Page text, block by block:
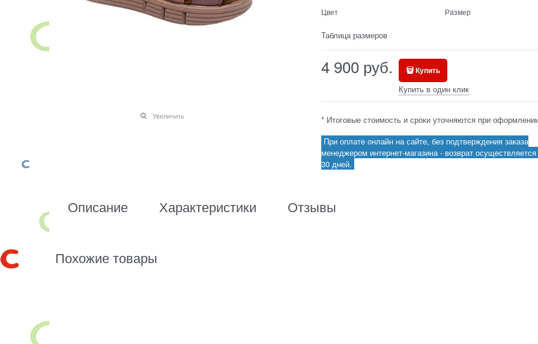
Увеличить
Цвет Размер
Таблица размеров
4 900 руб. Купить
Купить в один клик
* Итоговые стоимость и сроки уточняются при
При оплате онлайн на сайте, без подтверждения заказа
менеджером интернет-магазина - возврат
30 дней.
Описание Характеристики Отзывы
Похожие товары